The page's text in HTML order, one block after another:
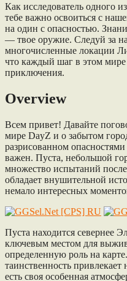
Как исследователь одного
тебе важно освоиться с
на один с опасностью.
— твое оружие. Следуй за
многочисленные локации
что каждый шаг в этом мире
приключения.
Overview
Всем привет! Давайте
мире DayZ и о забытом
разрисованном
важен. Пуста, небольшой
множество испытаний
обладает внушительной
немало интересных
Пуста находится севернее
ключевым местом для
определенную роль на
таинственность
есть своя особенная